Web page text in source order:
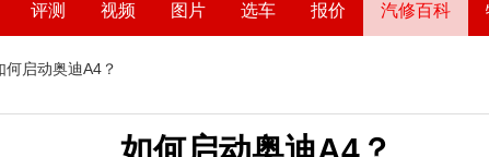
评测 视频 图片 选车 报价 汽修百科
何启动奥迪A4？